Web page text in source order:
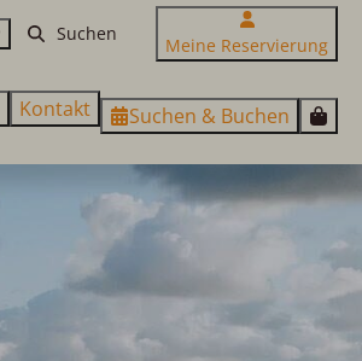
Meine Reservierung
Kontakt Suchen & Buchen